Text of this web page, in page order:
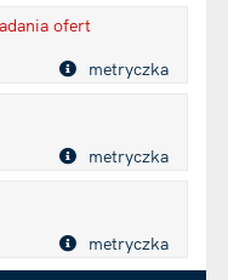
ofert
metryczka
metryczka
metryczka